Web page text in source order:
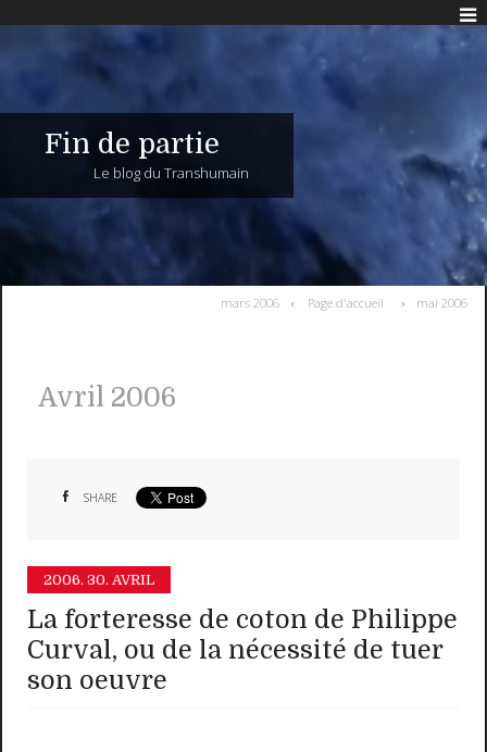
Fin de partie
Le blog du Transhumain
mars 2006 Page d'accueil mai 2006
Avril 2006
SHARE
2006. 30. AVRIL
La forteresse de coton de Philippe
Curval, ou de la nécessité de tuer
son oeuvre